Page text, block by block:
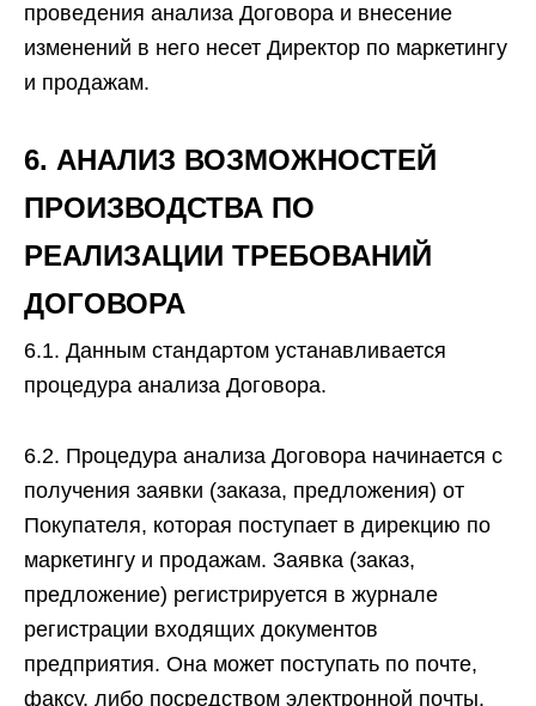
проведения анализа Договора и внесение
изменений в него несет Директор по маркетингу
и продажам.
6. АНАЛИЗ ВОЗМОЖНОСТЕЙ
ПРОИЗВОДСТВА ПО
РЕАЛИЗАЦИИ ТРЕБОВАНИЙ
ДОГОВОРА
6.1. Данным стандартом устанавливается
процедура анализа Договора.
6.2. Процедура анализа Договора начинается с
получения заявки (заказа, предложения) от
Покупателя, которая поступает в дирекцию по
маркетингу и продажам. Заявка (заказ,
предложение) регистрируется в журнале
регистрации входящих документов
предприятия. Она может поступать по почте,
факсу, либо посредством электронной почты.